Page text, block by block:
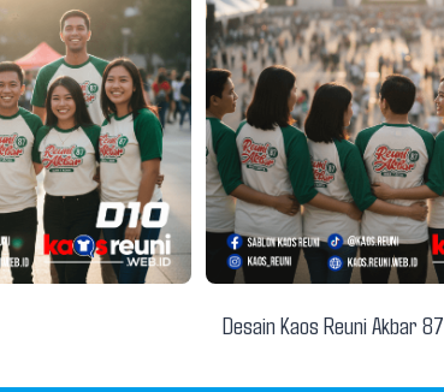
Desain Kaos Reuni Akbar 87